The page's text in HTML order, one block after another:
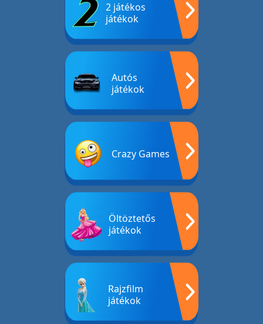
2 játékos
játékok
Autós
játékok
Crazy Games
Öltöztetős
játékok
Rajzfilm
játékok